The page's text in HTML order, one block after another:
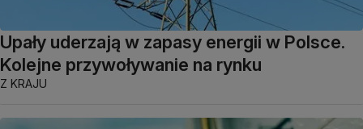
Upały uderzają w zapasy energii w Polsce.
Kolejne przywoływanie na rynku
Z KRAJU